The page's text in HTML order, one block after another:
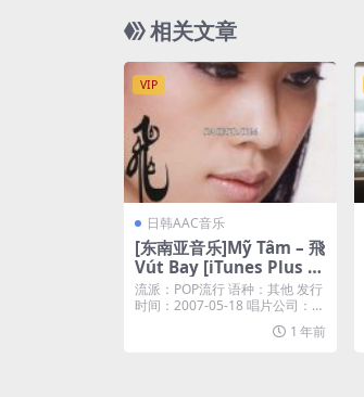
相关文章
VIP
日韩AAC音乐
[东南亚音乐]Mỹ Tâm – 飛
Vút Bay [iTunes Plus M
4A]
流派：POP流行 语种：其他 发行
时间：2007-05-18 唱片公司：M
1 年前